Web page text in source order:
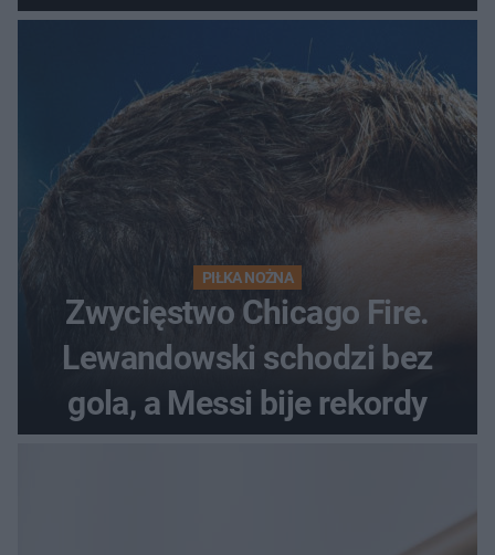
odrzutowcem to dopiero
początek!
PIŁKA NOŻNA
Zwycięstwo Chicago Fire.
Lewandowski schodzi bez
gola, a Messi bije rekordy